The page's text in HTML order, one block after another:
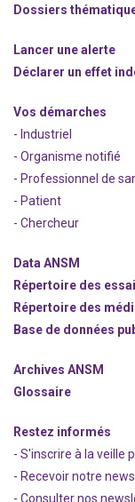
Dossiers
Lancer une alerte
Déclarer un effet
Vos démarches
- Industriel
- Organisme notifié
- Professionnel de
- Patient
- Chercheur
Data ANSM
Répertoire des
Répertoire des
Base de données
Archives ANSM
Glossaire
Restez informés
- S'inscrire à la veille
- Recevoir notre
- Consulter nos